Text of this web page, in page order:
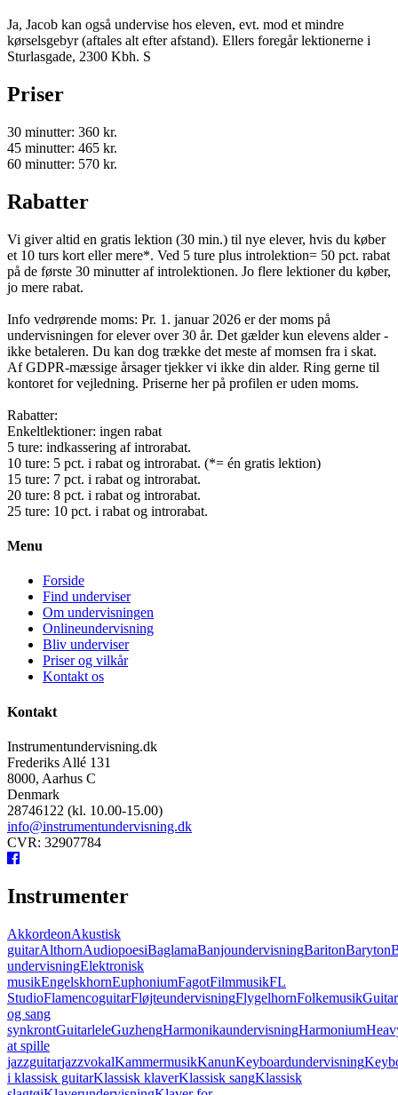
Ja, Jacob kan også undervise hos eleven, evt. mod et mindre
kørselsgebyr (aftales alt efter afstand). Ellers foregår lektionerne i
Sturlasgade, 2300 Kbh. S
Priser
30 minutter: 360 kr.
45 minutter: 465 kr.
60 minutter: 570 kr.
Rabatter
Vi giver altid en gratis lektion (30 min.) til nye elever, hvis du køber
et 10 turs kort eller mere*. Ved 5 ture plus introlektion= 50 pct. rabat
på de første 30 minutter af introlektionen. Jo flere lektioner du køber,
jo mere rabat.
Info vedrørende moms: Pr. 1. januar 2026 er der moms på
undervisningen for elever over 30 år. Det gælder kun elevens alder -
ikke betaleren. Du kan dog trække det meste af momsen fra i skat.
Af GDPR-mæssige årsager tjekker vi ikke din alder. Ring gerne til
kontoret for vejledning. Priserne her på profilen er uden moms.
Rabatter:
Enkeltlektioner: ingen rabat
5 ture: indkassering af introrabat.
10 ture: 5 pct. i rabat og introrabat. (*= én gratis lektion)
15 ture: 7 pct. i rabat og introrabat.
20 ture: 8 pct. i rabat og introrabat.
25 ture: 10 pct. i rabat og introrabat.
Menu
Forside
Find underviser
Om undervisningen
Onlineundervisning
Bliv underviser
Priser og vilkår
Kontakt os
Kontakt
Instrumentundervisning.dk
Frederiks Allé 131
8000, Aarhus C
Denmark
28746122 (kl. 10.00-15.00)
info@instrumentundervisning.dk
CVR: 32907784
Instrumenter
AkkordeonAkustisk
guitarAlthornAudiopoesiBaglamaBanjoundervisningBaritonBaryton
undervisningElektronisk
musikEngelskhornEuphoniumFagotFilmmusikFL
StudioFlamencoguitarFløjteundervisningFlygelhornFolkemusik
og sang
synkrontGuitarleleGuzhengHarmonikaundervisningHarmonium
at spille
jazzguitarjazzvokalKammermusikKanunKeyboardundervisning
i klassisk guitarKlassisk klaverKlassisk sangKlassisk